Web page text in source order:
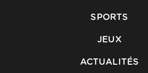
SPORTS
JEUX
ACTUALITÉS